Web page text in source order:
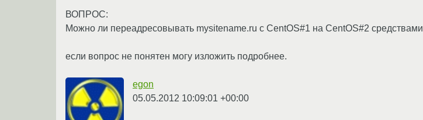
ВОПРОС:
Можно ли переадресовывать mysitename.ru c CentOS#1 на CentOS#2
если вопрос не понятен могу изложить подробнее.
egon
05.05.2012 10:09:01 +00:00